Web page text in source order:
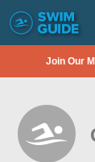
Join Our